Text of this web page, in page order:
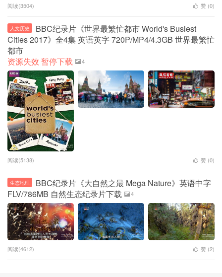
阅读(3504) 赞 (0)
人文历史
BBC纪录片《世界最繁忙都市 World's Busiest
Cities 2017》全4集 英语英字 720P/MP4/4.3GB 世界最繁忙
都市
资源失效 暂停下载
4
阅读(5138) 赞 (0)
生态地理
BBC纪录片《大自然之最 Mega Nature》英语中字
FLV/786MB 自然生态纪录片下载
4
阅读(4612) 赞 (2)